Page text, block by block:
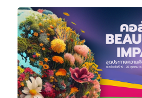
Search
for: